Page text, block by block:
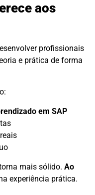
aos
profissionais
e prática de forma
em SAP
mais sólido. Ao
experiência prática.